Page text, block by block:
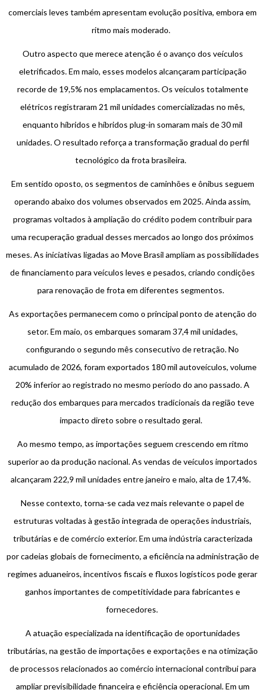
comerciais leves também apresentam evolução positiva, embora em
ritmo mais moderado.
Outro aspecto que merece atenção é o avanço dos veículos
eletrificados. Em maio, esses modelos alcançaram participação
recorde de 19,5% nos emplacamentos. Os veículos totalmente
elétricos registraram 21 mil unidades comercializadas no mês,
enquanto híbridos e híbridos plug-in somaram mais de 30 mil
unidades. O resultado reforça a transformação gradual do perfil
tecnológico da frota brasileira.
Em sentido oposto, os segmentos de caminhões e ônibus seguem
operando abaixo dos volumes observados em 2025. Ainda assim,
programas voltados à ampliação do crédito podem contribuir para
uma recuperação gradual desses mercados ao longo dos próximos
meses. As iniciativas ligadas ao Move Brasil ampliam as possibilidades
de financiamento para veículos leves e pesados, criando condições
para renovação de frota em diferentes segmentos.
As exportações permanecem como o principal ponto de atenção do
setor. Em maio, os embarques somaram 37,4 mil unidades,
configurando o segundo mês consecutivo de retração. No
acumulado de 2026, foram exportados 180 mil autoveículos, volume
20% inferior ao registrado no mesmo período do ano passado. A
redução dos embarques para mercados tradicionais da região teve
impacto direto sobre o resultado geral.
Ao mesmo tempo, as importações seguem crescendo em ritmo
superior ao da produção nacional. As vendas de veículos importados
alcançaram 222,9 mil unidades entre janeiro e maio, alta de 17,4%.
Nesse contexto, torna-se cada vez mais relevante o papel de
estruturas voltadas à gestão integrada de operações industriais,
tributárias e de comércio exterior. Em uma indústria caracterizada
por cadeias globais de fornecimento, a eficiência na administração de
regimes aduaneiros, incentivos fiscais e fluxos logísticos pode gerar
ganhos importantes de competitividade para fabricantes e
fornecedores.
A atuação especializada na identificação de oportunidades
tributárias, na gestão de importações e exportações e na otimização
de processos relacionados ao comércio internacional contribui para
ampliar previsibilidade financeira e eficiência operacional. Em um